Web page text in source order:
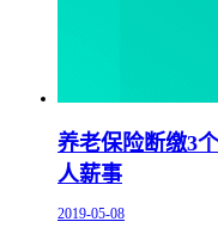
养老保险断缴3
人薪事
2019-05-08